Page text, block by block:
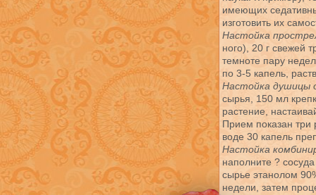
имеющих
изготовить их
Настойка
ного), 20 г свежей
темноте пару
по 3-5 капель,
Настойка душицы
сырья, 150 мл
растение,
Прием показан три
воде 30 капель
Настойка
наполните ?
сырье этанолом
недели, затем